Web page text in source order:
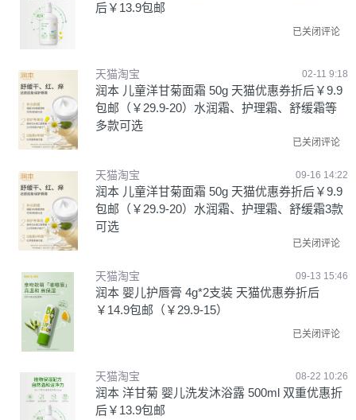
后￥13.9包邮
已关闭评论
天猫淘宝 02-11 9:18
润本 儿童洋甘菊面霜 50g 天猫优惠券折后￥9.9
包邮（￥29.9-20）水润霜、护理霜、舒缓霜等
多款可选
已关闭评论
天猫淘宝 09-16 14:22
润本 儿童洋甘菊面霜 50g 天猫优惠券折后￥9.9
包邮（￥29.9-20）水润霜、护理霜、舒缓霜3款
可选
已关闭评论
天猫淘宝 09-13 15:46
润本 婴儿护唇膏 4g*2支装 天猫优惠券折后
￥14.9包邮（￥29.9-15）
已关闭评论
天猫淘宝 08-22 10:26
润本 洋甘菊 婴儿洗发沐浴露 500ml 双重优惠折
后￥13.9包邮